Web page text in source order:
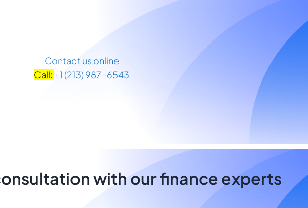
Contact us online
Call: +1 (213) 987-6543
with our finance experts